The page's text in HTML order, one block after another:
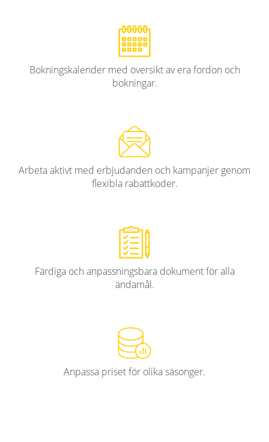
Bokningskalender med översikt av era fordon och
bokningar.
Arbeta aktivt med erbjudanden och kampanjer genom
flexibla rabattkoder.
Färdiga och anpassningsbara dokument för alla
ändamål.
Anpassa priset för olika säsonger.